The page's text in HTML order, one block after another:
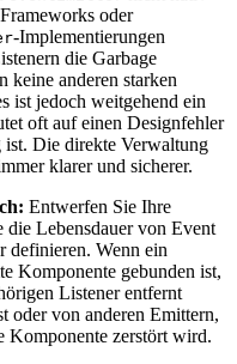
oder
-Implementierungen
die Garbage
keine anderen starken
ist jedoch weitgehend ein
oft auf einen Designfehler
ist. Die direkte Verwaltung
klarer und sicherer.
Entwerfen Sie Ihre
die Lebensdauer von Event
definieren. Wenn ein
Komponente gebunden ist,
Listener entfernt
oder von anderen Emittern,
Komponente zerstört wird.